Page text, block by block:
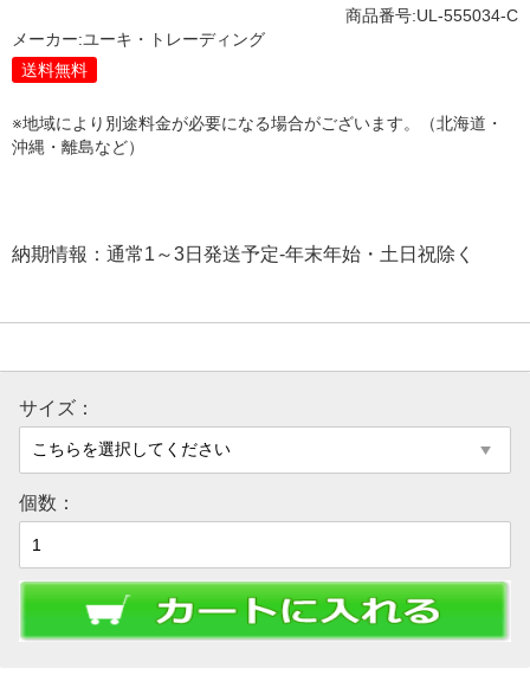
商品番号:UL-555034-C
メーカー:ユーキ・トレーディング
送料無料
※地域により別途料金が必要になる場合がございます。（北海道・
沖縄・離島など）
納期情報：通常1～3日発送予定-年末年始・土日祝除く
サイズ：
個数：